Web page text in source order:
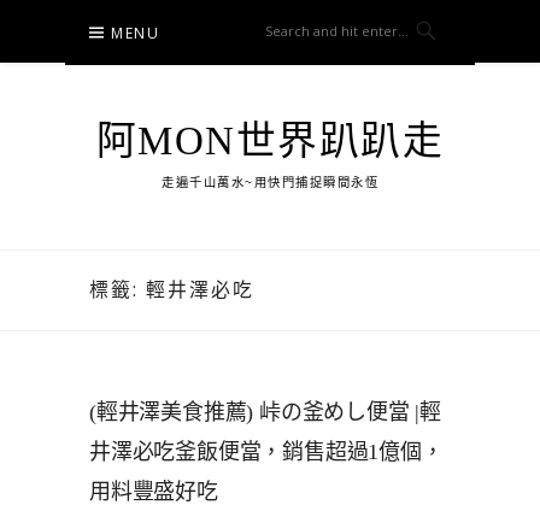
content
MENU
阿MON世界趴趴走
走遍千山萬水~用快門捕捉瞬間永恆
標籤: 輕井澤必吃
(輕井澤美食推薦) 峠の釜めし便當 |輕
井澤必吃釜飯便當，銷售超過1億個，
用料豐盛好吃